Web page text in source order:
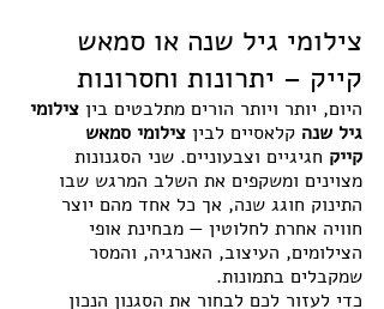
צילומי גיל שנה או סמאש
קייק – יתרונות וחסרונות
היום, יותר ויותר הורים מתלבטים בין צילומי
גיל שנה קלאסיים לבין צילומי סמאש
קייק חגיגיים וצבעוניים. שני הסגנונות
מצוינים ומשקפים את השלב המרגש שבו
התינוק חוגג שנה, אך כל אחד מהם יוצר
חוויה אחרת לחלוטין — מבחינת אופי
הצילומים, העיצוב, האנרגיה, והמסר
שמקבלים בתמונות.
כדי לעזור לכם לבחור את הסגנון הנכון